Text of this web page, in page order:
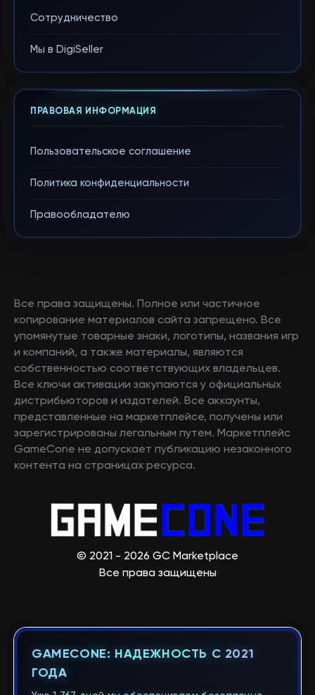
Сотрудничество
Мы в DigiSeller
ПРАВОВАЯ ИНФОРМАЦИЯ
Пользовательское соглашение
Политика конфиденциальности
Правообладателю
Все права защищены. Полное или частичное
копирование материалов сайта запрещено. Все
упомянутые товарные знаки, логотипы, названия игр
и компаний, а также материалы, являются
собственностью соответствующих владельцев.
Все ключи активации закупаются у официальных
дистрибьюторов и издателей. Все аккаунты,
представленные на маркетплейсе, получены или
зарегистрированы легальным путем. Маркетплейс
GameCone не допускает публикацию незаконного
контента на страницах ресурса.
© 2021 - 2026 GC Marketplace
Все права защищены
GAMECONE: НАДЕЖНОСТЬ С 2021
ГОДА